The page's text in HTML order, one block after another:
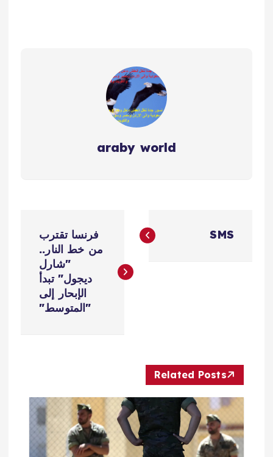
araby world
م
ق
SMS
فرنسا تقترب
من خط النار..
"شارل
ديجول" تبدأ
الإبحار إلى
"المتوسط"
Related Posts